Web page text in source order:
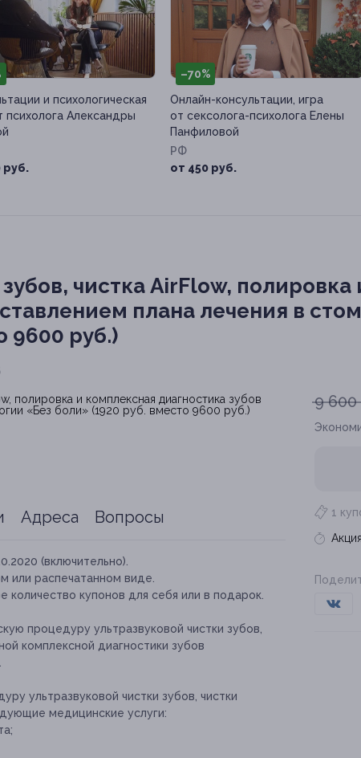
и психологическая
психолога Александры
руб.
–70%
Онлайн-консультации, игра
от сексолога-психолога Елены
Панфиловой
РФ
от 450 руб.
чистка AirFlow,
плана лечения в
9600 руб.)
9
1
Адреса Вопросы
(включительно).
или распечатанном виде.
купонов для себя или в подарок.
процедуру ультразвуковой чистки зубов,
комплексной диагностики зубов
ультразвуковой чистки зубов, чистки
медицинские услуги: